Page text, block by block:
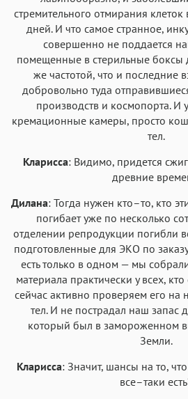
стремительного отмирания клеток
дней. И что самое странное,
совершенно не поддается
помещенные в стерильные боксы
же частотой, что и последние
добровольно туда
производств и космопорта. И
кремационные камеры, просто
тел.
Кларисса: Видимо, придется
древние
Дилана: Тогда нужен кто–то, кто
погибает уже по несколько
отделении репродукции погибли
подготовленные для ЭКО по
есть только в одном — мы
материала практически у всех,
сейчас активно проверяем его на
тел. И не пострадал наш запас
который был в замороженном
Земли.
Кларисса: Значит, шансы на то,
все–таки